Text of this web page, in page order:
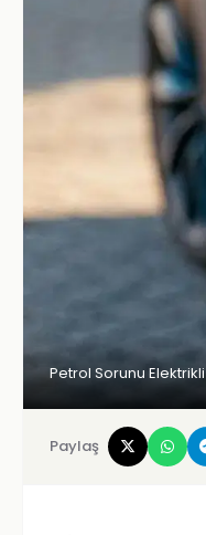
Petrol Sorunu Elektrikli
Paylaş